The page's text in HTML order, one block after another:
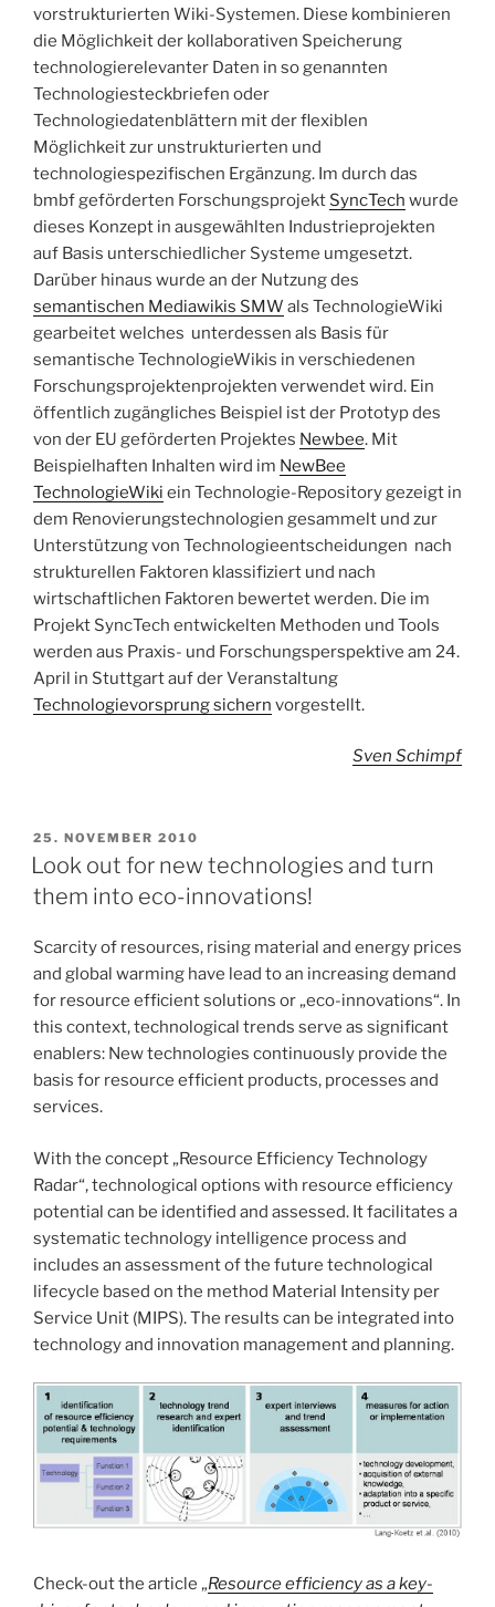
vorstrukturierten Wiki-Systemen. Diese kombinieren
die Möglichkeit der kollaborativen Speicherung
technologierelevanter Daten in so genannten
Technologiesteckbriefen oder
Technologiedatenblättern mit der flexiblen
Möglichkeit zur unstrukturierten und
technologiespezifischen Ergänzung. Im durch das
bmbf geförderten Forschungsprojekt SyncTech wurde
dieses Konzept in ausgewählten Industrieprojekten
auf Basis unterschiedlicher Systeme umgesetzt.
Darüber hinaus wurde an der Nutzung des
semantischen Mediawikis SMW als TechnologieWiki
gearbeitet welches unterdessen als Basis für
semantische TechnologieWikis in verschiedenen
Forschungsprojektenprojekten verwendet wird. Ein
öffentlich zugängliches Beispiel ist der Prototyp des
von der EU geförderten Projektes Newbee. Mit
Beispielhaften Inhalten wird im NewBee
TechnologieWiki ein Technologie-Repository gezeigt in
dem Renovierungstechnologien gesammelt und zur
Unterstützung von Technologieentscheidungen nach
strukturellen Faktoren klassifiziert und nach
wirtschaftlichen Faktoren bewertet werden. Die im
Projekt SyncTech entwickelten Methoden und Tools
werden aus Praxis- und Forschungsperspektive am 24.
April in Stuttgart auf der Veranstaltung
Technologievorsprung sichern vorgestellt.
Sven Schimpf
VERÖFFENTLICHT
AM
25. NOVEMBER 2010
Look out for new technologies and turn
them into eco-innovations!
Scarcity of resources, rising material and energy prices
and global warming have lead to an increasing demand
for resource efficient solutions or „eco-innovations“. In
this context, technological trends serve as significant
enablers: New technologies continuously provide the
basis for resource efficient products, processes and
services.
With the concept „Resource Efficiency Technology
Radar“, technological options with resource efficiency
potential can be identified and assessed. It facilitates a
systematic technology intelligence process and
includes an assessment of the future technological
lifecycle based on the method Material Intensity per
Service Unit (MIPS). The results can be integrated into
technology and innovation management and planning.
Check-out the article „Resource efficiency as a key-